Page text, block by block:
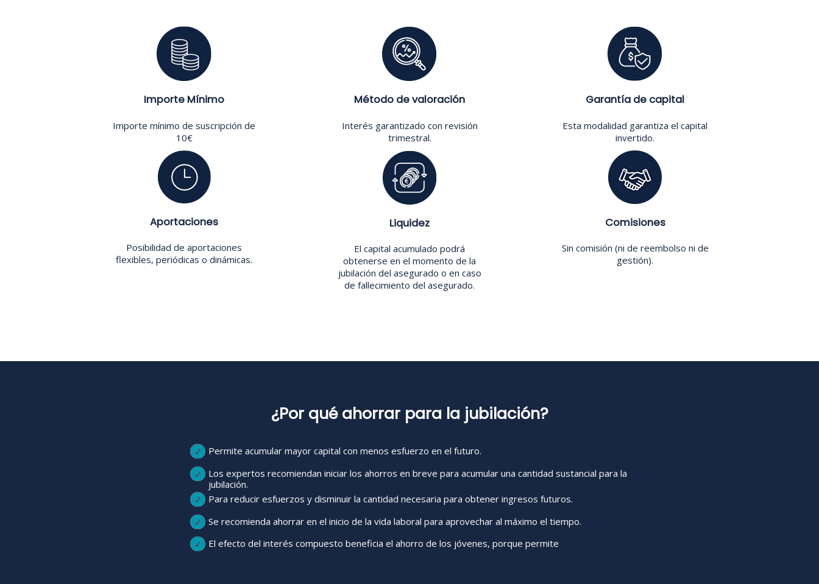
Importe Mínimo
Importe mínimo de suscripción de
10€
Método de valoración
Interés garantizado con revisión
trimestral.
Garantía de capital
Esta modalidad garantiza el capital
invertido.
Aportaciones
Posibilidad de aportaciones
flexibles, periódicas o dinámicas.
Liquidez
El capital acumulado podrá
obtenerse en el momento de la
jubilación del asegurado o en caso
de fallecimiento del asegurado.
Comisiones
Sin comisión (ni de reembolso ni de
gestión).
¿Por qué ahorrar para la jubilación?
Permite acumular mayor capital con menos esfuerzo en el futuro.
Los expertos recomiendan iniciar los ahorros en breve para acumular una cantidad sustancial para la
jubilación.
Para reducir esfuerzos y disminuir la cantidad necesaria para obtener ingresos futuros.
Se recomienda ahorrar en el inicio de la vida laboral para aprovechar al máximo el tiempo.
El efecto del interés compuesto beneficia el ahorro de los jóvenes, porque permite